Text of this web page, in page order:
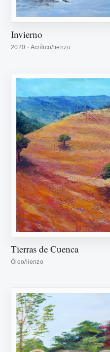
Invierno
2020 · Acrílico/lienzo
Tierras de Cuenca
Óleo/lienzo